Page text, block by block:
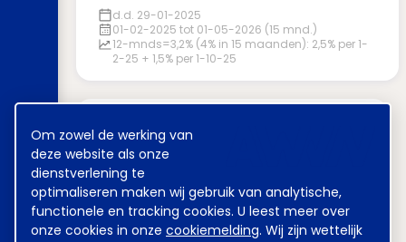
Cookie
melding
Om zowel de werking van
deze website als onze
dienstverlening te
optimaliseren maken wij gebruik van analytische,
functionele en tracking cookies. U leest meer over
onze cookies in onze cookiemelding. Wij zijn wettelijk
d.d. 29-01-2025
01-02-2025 tot 01-05-2026 (15 mnd.)
12-mnds=3,2% (4% in 15 maanden): 2,5% per 1-
2-25 + 1,5% per 1-10-25
Meest gezocht
Achmea Sweco